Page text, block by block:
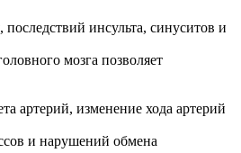
инсульта, синуситов и
мозга позволяет
артерий, изменение хода артерий
и нарушений обмена